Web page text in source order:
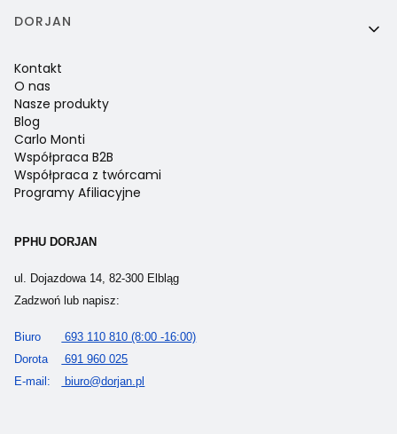
DORJAN
Kontakt
O nas
Nasze produkty
Blog
Carlo Monti
Współpraca B2B
Współpraca z twórcami
Programy Afiliacyjne
PPHU DORJAN
ul. Dojazdowa 14, 82-300 Elbląg
Zadzwoń lub napisz:
Biuro
693 110 810 (8:00 -16:00)
Dorota
691 960 025
E-mail:
biuro@dorjan.pl